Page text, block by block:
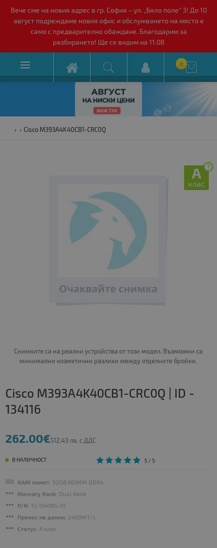
Вече сме на новия адрес в гр. София – ул. „Бяло поле“ 3! До 10
август подреждаме новия офис и обслужването на място е
само с предварително обаждане. Благодарим за
разбирането! Ще се видим на 11.08
 0 
Cisco M393A4K40CB1-CRC0Q
?
A
клас
Снимките са на реални устройства от този модел. Възможни са
минимални козметични разлики между отделните бройки.
Cisco M393A4K40CB1-CRC0Q | ID -
134116
262.00€512.43 лв. с ДДС
В НАЛИЧНОСТ 5/ 5
RAM памет: 32GB RDIMM DDR4
Memory Rank: Dual Rank
P/N: 15-104065-01
Пренос на данни: 2400MT/s
Статус: A клас